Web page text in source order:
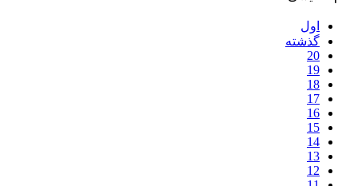
اول
گذشته
20
19
18
17
16
15
14
13
12